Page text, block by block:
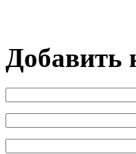
Добавить